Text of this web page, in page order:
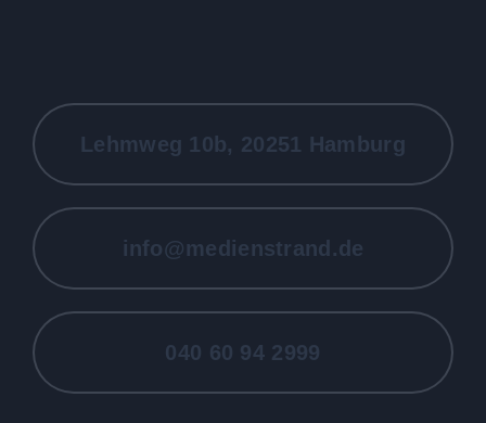
Lehmweg 10b, 20251 Hamburg
info@medienstrand.de
040 60 94 2999